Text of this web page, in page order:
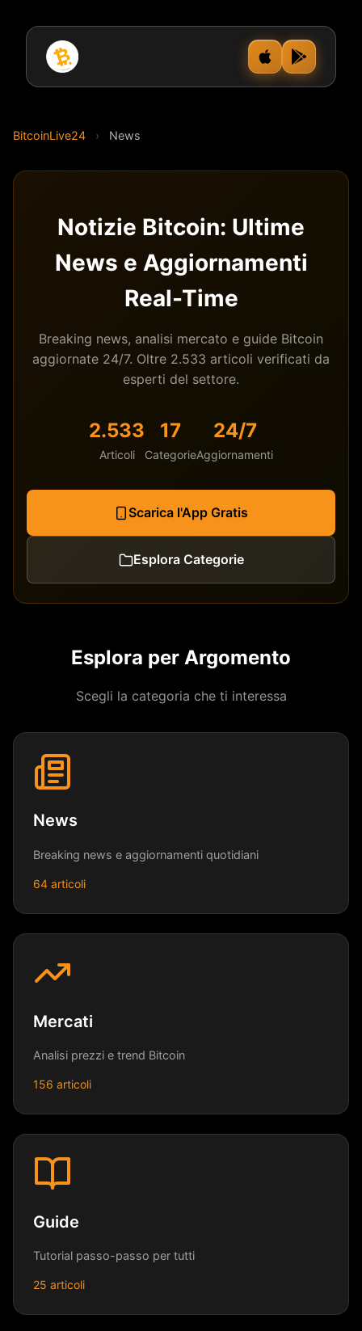
BitcoinLive24 › News
Notizie Bitcoin: Ultime
News e Aggiornamenti
Real-Time
Breaking news, analisi mercato e guide Bitcoin
aggiornate 24/7. Oltre 2.533 articoli verificati da
esperti del settore.
2.533
Articoli
17
Categorie
24/7
Aggiornamenti
Scarica l'App Gratis
Esplora Categorie
Esplora per Argomento
Scegli la categoria che ti interessa
News
Breaking news e aggiornamenti quotidiani
64 articoli
Mercati
Analisi prezzi e trend Bitcoin
156 articoli
Guide
Tutorial passo-passo per tutti
25 articoli